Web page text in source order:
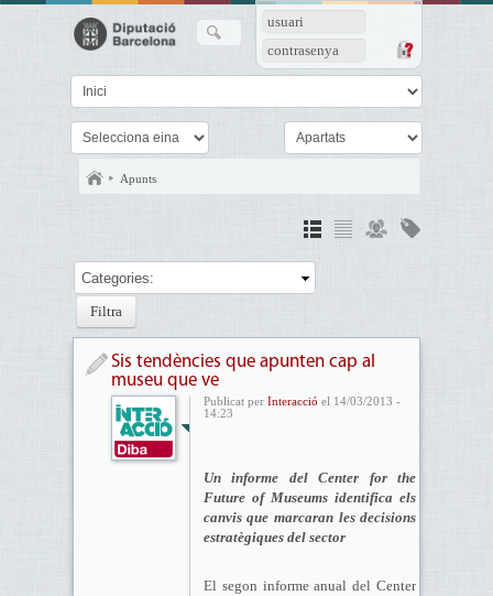
usuari
contrasenya
Apunts
Categories:
Sis tendències que apunten cap al
museu que ve
Publicat per Interacció el 14/03/2013 -
14:23
Un informe del Center for the
Future of Museums identifica els
canvis que marcaran les decisions
estratègiques del sector
El segon informe anual del Center